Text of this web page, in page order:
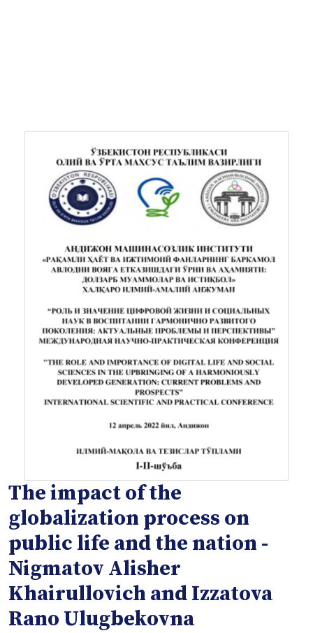
The impact of the
globalization process on
public life and the nation -
Nigmatov Alisher
Khairullovich and Izzatova
Rano Ulugbekovna